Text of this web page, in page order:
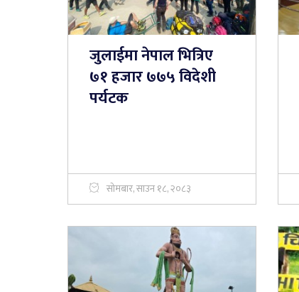
जुलाईमा नेपाल भित्रिए
७१ हजार ७७५ विदेशी
पर्यटक
सोमबार, साउन १८, २०८३